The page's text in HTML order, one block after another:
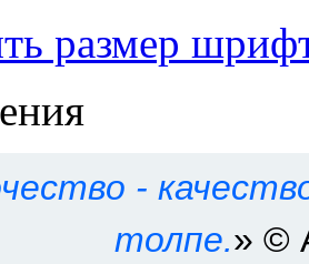
размер
-
толпе.» ©